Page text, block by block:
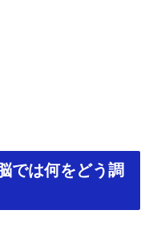
では何をどう調